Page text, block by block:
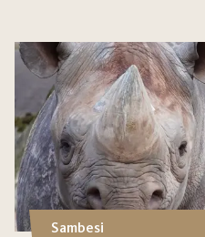
Sambesi